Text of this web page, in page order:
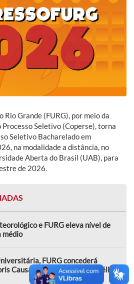
Rio Grande (FURG), por meio da
Seletivo (Coperse), torna
Seletivo Bacharelado em
na modalidade a distância, no
Aberta do Brasil (UAB), para
de 2026.
e FURG eleva nível de
médio
FURG concederá
Causa a Ernesto Alquati e Lélia